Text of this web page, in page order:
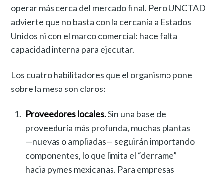
operar más cerca del mercado final. Pero UNCTAD
advierte que no basta con la cercanía a Estados
Unidos ni con el marco comercial: hace falta
capacidad interna para ejecutar.
Los cuatro habilitadores que el organismo pone
sobre la mesa son claros:
Proveedores locales.Sin una base de
proveeduría más profunda, muchas plantas
—nuevas o ampliadas— seguirán importando
componentes, lo que limita el “derrame”
hacia pymes mexicanas. Para empresas